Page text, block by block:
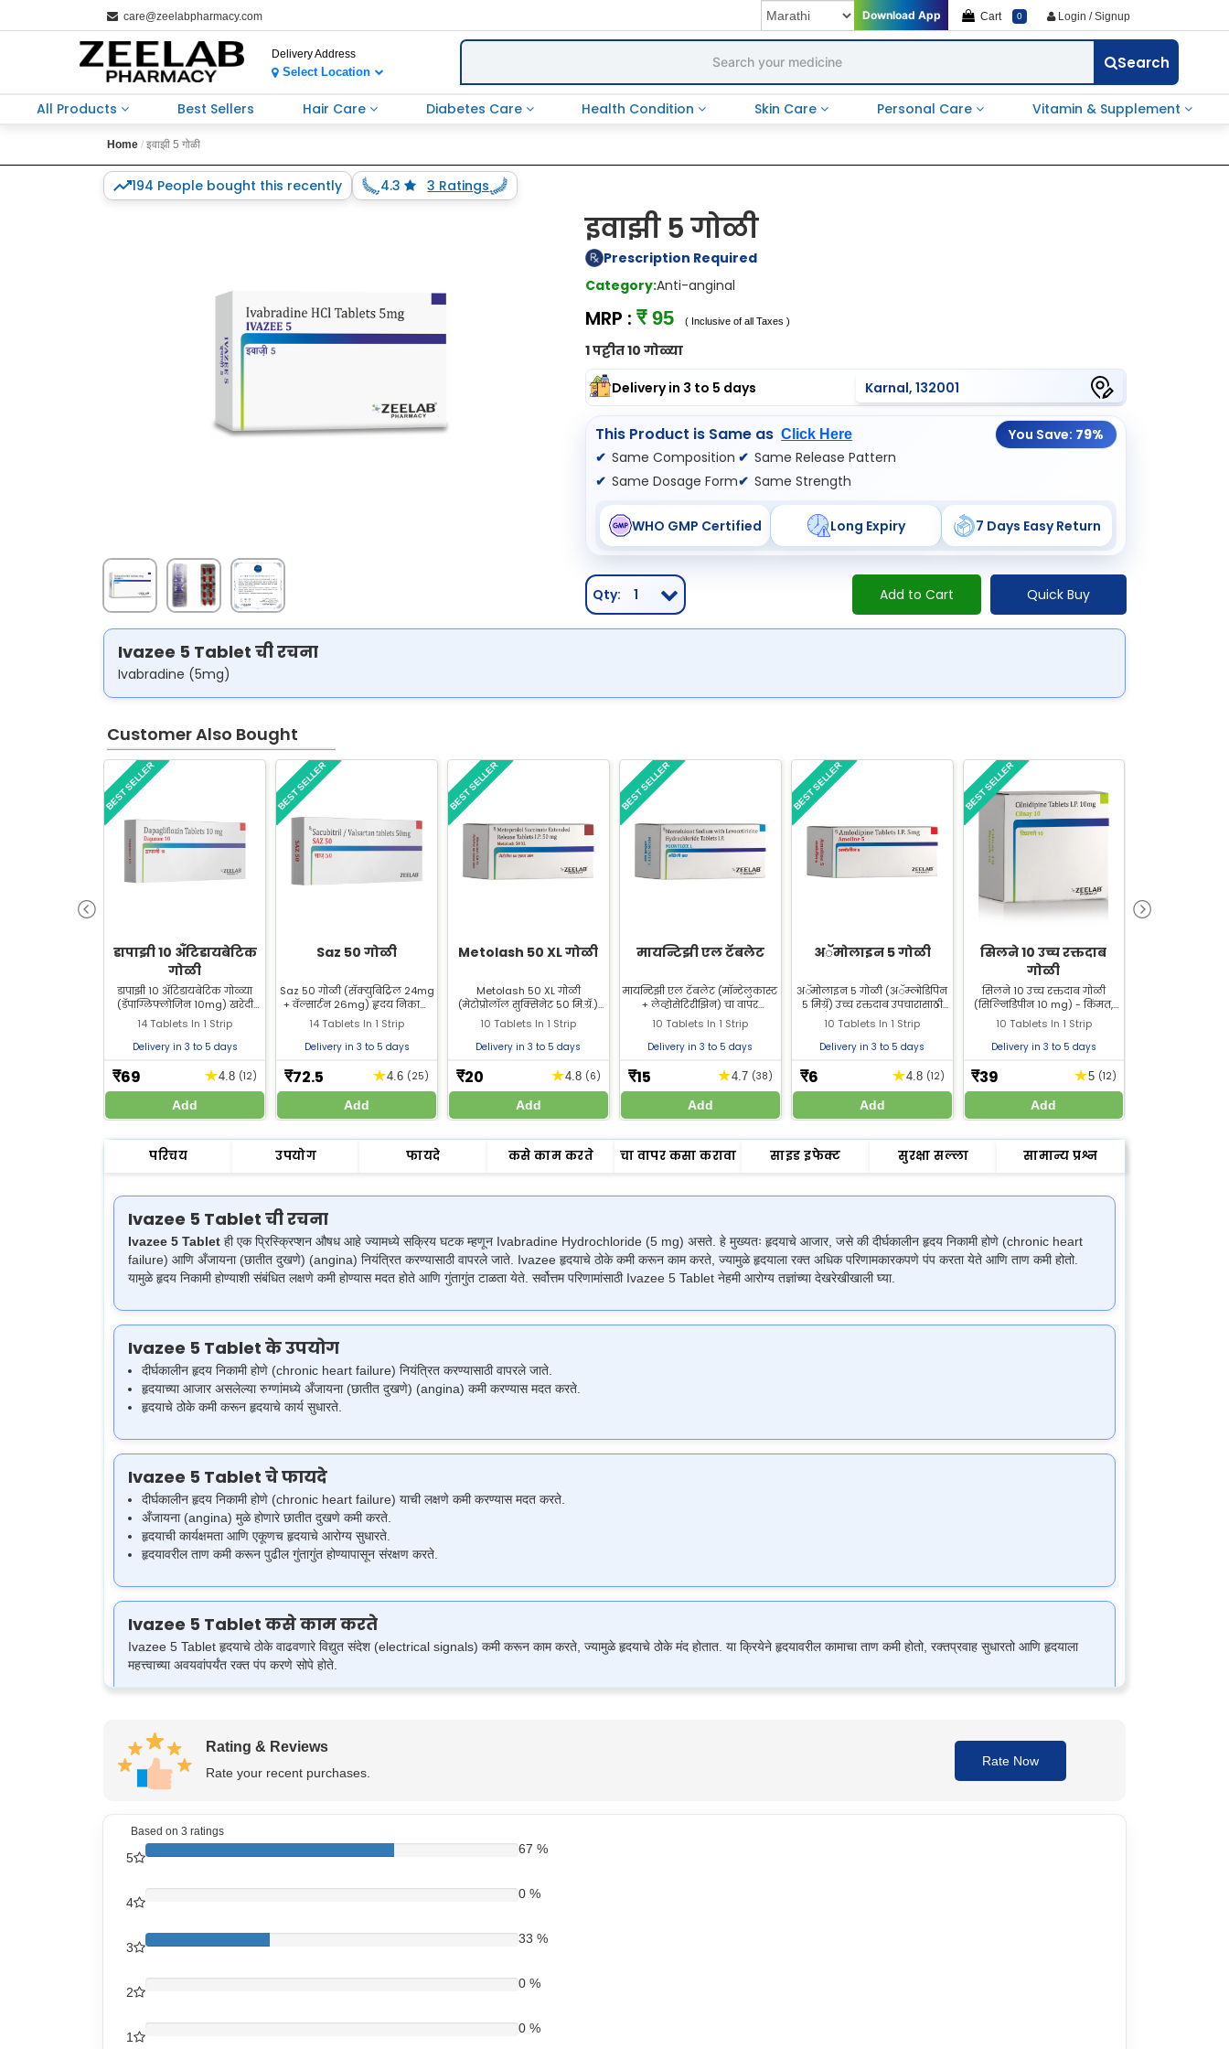
care@zeelabpharmacy.com Download App Cart 0 Login / Signup
Delivery Address
Select Location Search
All Products Best Sellers Hair Care Diabetes Care Health Condition Skin Care Personal Care Vitamin & Supplement
Home इवाझी 5 गोळी
194 People bought this recently 4.3 3 Ratings
इवाझी 5 गोळी
Prescription Required
Category:Anti-anginal
MRP :₹ 95( Inclusive of all Taxes )
1 पट्टीत 10 गोळ्या
Delivery in 3 to 5 days Karnal, 132001
This Product is Same asClick Here You Save: 79%
Same Composition
Same Dosage Form
Same Release Pattern
Same Strength
WHO GMP Certified Long Expiry 7 Days Easy Return
Qty: 1 Add to Cart Quick Buy
Ivazee 5 Tablet ची रचना
Ivabradine (5mg)
Customer Also Bought
डापाझी 10 अँटिडायबेटिक
गोळी
डापाझी 10 अँटिडायबेटिक गोळ्या
(डॅपाग्लिफ्लोजिन 10mg) खरेदी
करा - किंमत, फायदे, दुष्परिणाम
आणि डोस याबद्दल जाणून घ्या. टाइप
2 डायबेटिस मेलीटससाठी वापरले
14 Tablets In 1 Strip
Delivery in 3 to 5 days
₹69 ★4.8 (12)
Add
BEST SELLER
Saz 50 गोळी
Saz 50 गोळी (सॅक्युबिट्रिल 24mg
+ वॅल्सार्टन 26mg) हृदय निकामी
होण्याच्या उपचारासाठी वापरली जाते.
Saz 50 गोळी Zeelab Pharmacy
मधून सर्वोत्तम किमतीत खरेदी करा.
14 Tablets In 1 Strip
Delivery in 3 to 5 days
₹72.5 ★4.6 (25)
Add
BEST SELLER
Metolash 50 XL गोळी
Metolash 50 XL गोळी
(मेटोप्रोलॉल सुक्सिनेट 50 मि.ग्रॅ.)
उच्च रक्तदाबाच्या उपचारासाठी
वापरली जाते. Metolash 50 XL
गोळी Zeelab Pharmacy मधून
10 Tablets In 1 Strip
Delivery in 3 to 5 days
₹20 ★4.8 (6)
Add
BEST SELLER
मायन्टिझी एल टॅबलेट
मायन्टिझी एल टॅबलेट (मॉन्टेलुकास्ट
+ लेव्होसेटिरीझिन) चा वापर
अॅलर्जीमुळे होणारी शिंक, वाहणारी
नाक, जास्त ताप आणि अॅलर्जीक
त्वचेच्या तक्रारींवर उपचार
फार्मसीमधून मायन्टिझी एल सर्वोत्तम
10 Tablets In 1 Strip
Delivery in 3 to 5 days
₹15 ★4.7 (38)
Add
BEST SELLER
अॅमोलाइन 5 गोळी
अॅमोलाइन 5 गोळी (अॅम्लोडिपिन
5 मिग्रॅ) उच्च रक्तदाब उपचारासाठी
आणि अँजायना टाळण्यासाठी वापरली
जाते. अॅमोलाइन 5 गोळी झीलॅब
फार्मसीमधून खरेदी करा.
10 Tablets In 1 Strip
Delivery in 3 to 5 days
₹6 ★4.8 (12)
Add
BEST SELLER
सिलने 10 उच्च रक्तदाब
गोळी
सिलने 10 उच्च रक्तदाब गोळी
(सिल्निडिपीन 10 mg) - किंमत,
फायदे, दुष्परिणाम, डोस जाणून घ्या.
उच्च रक्तदाब नियंत्रणासाठी प्रभावी
औषध.
10 Tablets In 1 Strip
Delivery in 3 to 5 days
₹39 ★5 (12)
Add
BEST SELLER
परिचय उपयोग फायदे कसे काम करते चा वापर कसा करावा साइड इफेक्ट सुरक्षा सल्ला सामान्य प्रश्न
Ivazee 5 Tablet ची रचना
Ivazee 5 Tablet ही एक प्रिस्क्रिप्शन औषध आहे ज्यामध्ये सक्रिय घटक म्हणून Ivabradine Hydrochloride (5 mg) असते. हे मुख्यतः हृदयाचे आजार, जसे की दीर्घकालीन हृदय निकामी होणे (chronic heart
failure) आणि अँजायना (छातीत दुखणे) (angina) नियंत्रित करण्यासाठी वापरले जाते. Ivazee हृदयाचे ठोके कमी करून काम करते, ज्यामुळे हृदयाला रक्त अधिक परिणामकारकपणे पंप करता येते आणि ताण कमी होतो.
यामुळे हृदय निकामी होण्याशी संबंधित लक्षणे कमी होण्यास मदत होते आणि गुंतागुंत टाळता येते. सर्वोत्तम परिणामांसाठी Ivazee 5 Tablet नेहमी आरोग्य तज्ञांच्या देखरेखीखाली घ्या.
Ivazee 5 Tablet के उपयोग
दीर्घकालीन हृदय निकामी होणे (chronic heart failure) नियंत्रित करण्यासाठी वापरले जाते.
हृदयाच्या आजार असलेल्या रुग्णांमध्ये अँजायना (छातीत दुखणे) (angina) कमी करण्यास मदत करते.
हृदयाचे ठोके कमी करून हृदयाचे कार्य सुधारते.
Ivazee 5 Tablet चे फायदे
दीर्घकालीन हृदय निकामी होणे (chronic heart failure) याची लक्षणे कमी करण्यास मदत करते.
अँजायना (angina) मुळे होणारे छातीत दुखणे कमी करते.
हृदयाची कार्यक्षमता आणि एकूणच हृदयाचे आरोग्य सुधारते.
हृदयावरील ताण कमी करून पुढील गुंतागुंत होण्यापासून संरक्षण करते.
Ivazee 5 Tablet कसे काम करते
Ivazee 5 Tablet हृदयाचे ठोके वाढवणारे विद्युत संदेश (electrical signals) कमी करून काम करते, ज्यामुळे हृदयाचे ठोके मंद होतात. या क्रियेने हृदयावरील कामाचा ताण कमी होतो, रक्तप्रवाह सुधारतो आणि हृदयाला
महत्त्वाच्या अवयवांपर्यंत रक्त पंप करणे सोपे होते.
Ivazee 5 Tablet चा वापर कसा करावा
Ivazee 5 Tablet तुमच्या डॉक्टरांनी जसे सांगितले आहे तसेच घ्या. साधारणपणे हे दिवसातून एकदा किंवा दोनदा अन्नासोबत घेतले जाते. गोळी पूर्ण पाण्यासोबत गिळा; ती चिरू नका किंवा चावू नका. जास्तीत जास्त
परिणामकारकतेसाठी तुमच्या डॉक्टरांनी दिलेल्या डोसच्या सूचनांचे पालन करणे महत्त्वाचे आहे.
Ivazee 5 Tablet चे साइड इफेक्ट
ब्रॅडिकार्डिया (हृदयाचे ठोके मंद होणे) (Bradycardia)
डोकेदुखी
गरगरणे
दृष्टीमध्ये बदल (क्वचित) (visual disturbances)
वापरण्यापूर्वी लेबल काळजीपूर्वक वाचा.
Rating & Reviews
Rate your recent purchases.
Rate Now
Based on 3 ratings
5
67 %
4
0 %
3
33 %
2
0 %
1
0 %